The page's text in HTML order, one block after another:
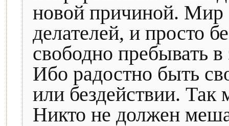
новой причиной. Мир
делателей, и просто
свободно пребывать
Ибо радостно быть
или бездействии. Так
Никто не должен